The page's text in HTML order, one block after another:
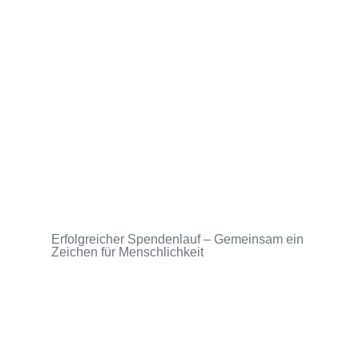
Erfolgreicher Spendenlauf – Gemeinsam ein
Zeichen für Menschlichkeit